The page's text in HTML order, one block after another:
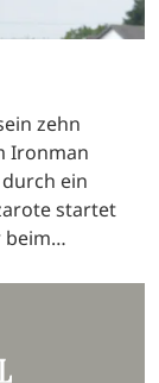
zehn
Ironman
ein
startet
beim…